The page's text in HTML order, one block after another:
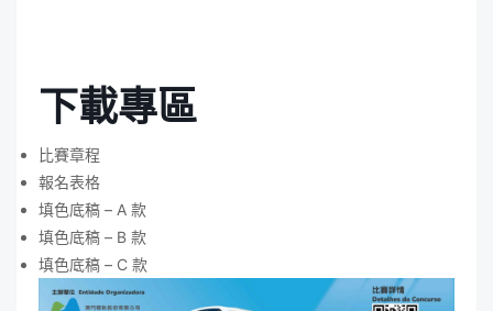
下載專區
比賽章程
報名表格
填色底稿 – A 款
填色底稿 – B 款
填色底稿 – C 款